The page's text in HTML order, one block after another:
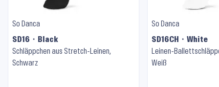
So Danca
SD16 ⬝ Black
Schläppchen aus Stretch-Leinen,
Schwarz
So Danca
SD16CH ⬝ White
Leinen-
Weiß